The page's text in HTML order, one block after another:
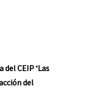
CEIP ‘Las
del